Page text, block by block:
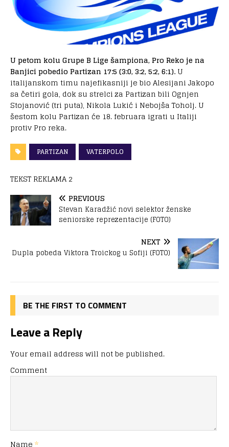
U petom kolu Grupe B Lige šampiona, Pro Reko je na
Banjici pobedio Partizan 17:5 (3:0, 3:2, 5:2, 6:1). U
italijanskom timu najefikasniji je bio Alesijani Jakopo
sa četiri gola, dok su strelci za Partizan bili Ognjen
Stojanović (tri puta), Nikola Lukić i Nebojša Toholj. U
šestom kolu Partizan će 18. februara igrati u Italiji
protiv Pro reka.
PARTIZAN VATERPOLO
TEKST REKLAMA 2
PREVIOUS
Stevan Karadžić novi selektor ženske
seniorske reprezentacije (FOTO)
NEXT
Dupla pobeda Viktora Troickog u Sofiji (FOTO)
BE THE FIRST TO COMMENT
Leave a Reply
Your email address will not be published.
Comment
Name *